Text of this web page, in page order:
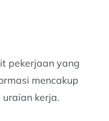
pekerjaan yang
mencakup
kerja.